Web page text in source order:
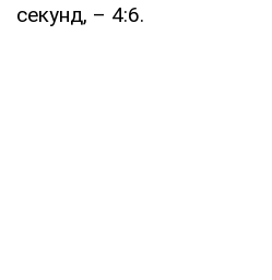
секунд, – 4:6.